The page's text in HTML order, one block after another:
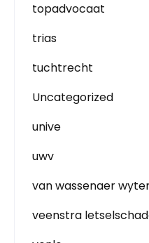
topadvocaat
trias
tuchtrecht
Uncategorized
unive
uwv
van wassenaer
veenstra